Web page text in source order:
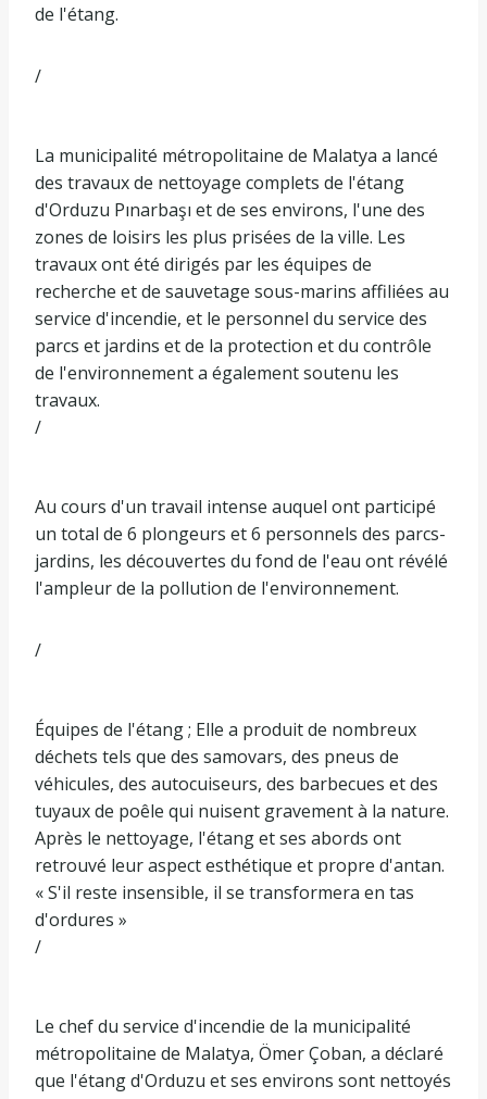
de l'étang.
/
La municipalité métropolitaine de Malatya a lancé
des travaux de nettoyage complets de l'étang
d'Orduzu Pınarbaşı et de ses environs, l'une des
zones de loisirs les plus prisées de la ville. Les
travaux ont été dirigés par les équipes de
recherche et de sauvetage sous-marins affiliées au
service d'incendie, et le personnel du service des
parcs et jardins et de la protection et du contrôle
de l'environnement a également soutenu les
travaux.
/
Au cours d'un travail intense auquel ont participé
un total de 6 plongeurs et 6 personnels des parcs-
jardins, les découvertes du fond de l'eau ont révélé
l'ampleur de la pollution de l'environnement.
/
Équipes de l'étang ; Elle a produit de nombreux
déchets tels que des samovars, des pneus de
véhicules, des autocuiseurs, des barbecues et des
tuyaux de poêle qui nuisent gravement à la nature.
Après le nettoyage, l'étang et ses abords ont
retrouvé leur aspect esthétique et propre d'antan.
« S'il reste insensible, il se transformera en tas
d'ordures »
/
Le chef du service d'incendie de la municipalité
métropolitaine de Malatya, Ömer Çoban, a déclaré
que l'étang d'Orduzu et ses environs sont nettoyés